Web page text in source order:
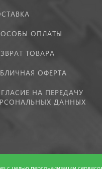
ОПЛАТЫ
ТОВАРА
ОФЕРТА
НА ПЕРЕДАЧУ
ДАННЫХ